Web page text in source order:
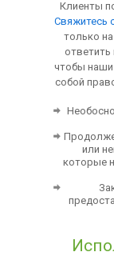
Клиенты
Свяжитесь
только
чтобы
собой
или
которые